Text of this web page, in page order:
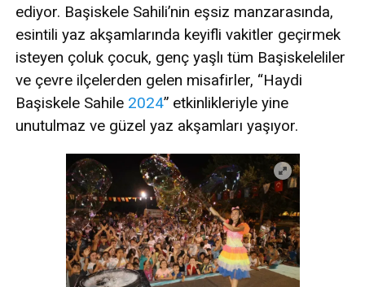
ediyor. Başiskele Sahili’nin eşsiz manzarasında,
esintili yaz akşamlarında keyifli vakitler geçirmek
isteyen çoluk çocuk, genç yaşlı tüm Başiskeleliler
ve çevre ilçelerden gelen misafirler, “Haydi
Başiskele Sahile 2024” etkinlikleriyle yine
unutulmaz ve güzel yaz akşamları yaşıyor.